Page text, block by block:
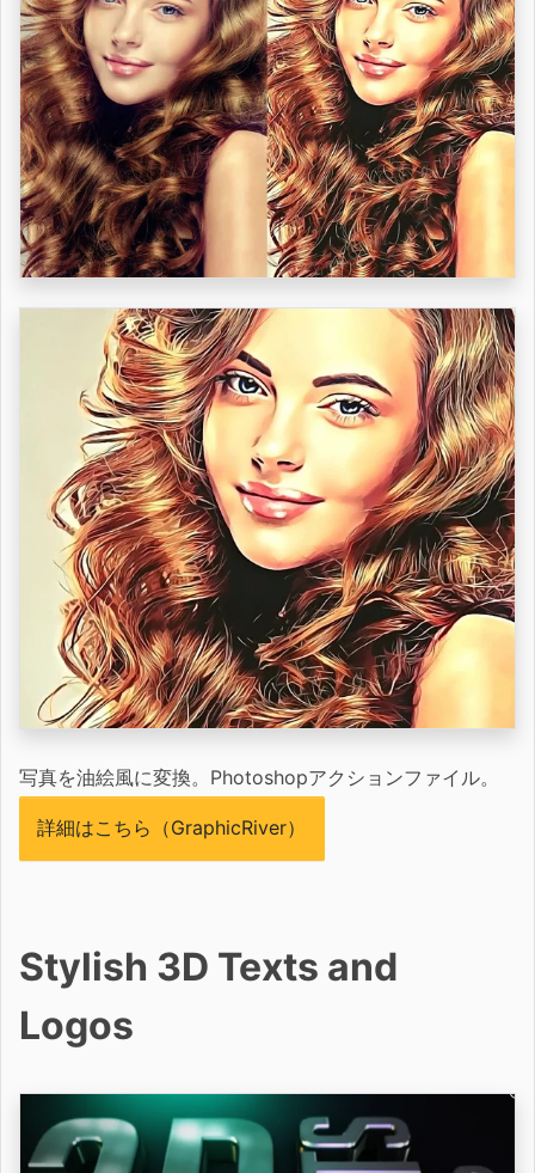
写真を油絵風に変換。Photoshopアクションファイル。
詳細はこちら（GraphicRiver）
Stylish 3D Texts and
Logos